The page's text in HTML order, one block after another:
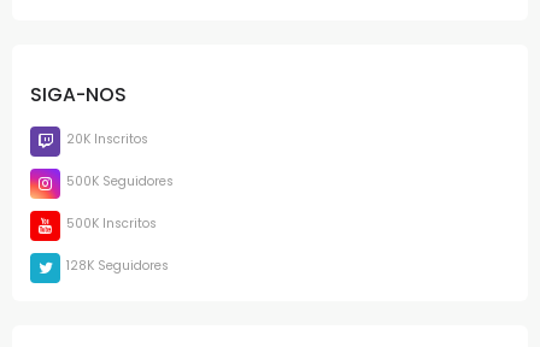
SIGA-NOS
20K Inscritos
500K Seguidores
500K Inscritos
128K Seguidores